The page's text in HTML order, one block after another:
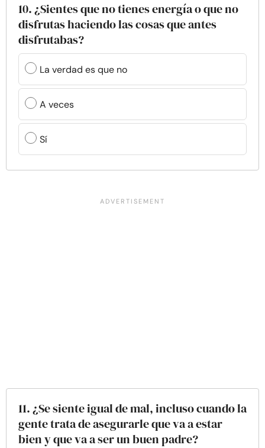
10. ¿Sientes que no tienes energía o que no
disfrutas haciendo las cosas que antes
disfrutabas?
La verdad es que no
A veces
Sí
11. ¿Se siente igual de mal, incluso cuando la
gente trata de asegurarle que va a estar
bien y que va a ser un buen padre?